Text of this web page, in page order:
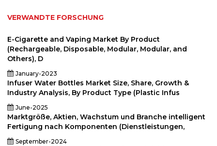
VERWANDTE FORSCHUNG
E-Cigarette and Vaping Market By Product
(Rechargeable, Disposable, Modular, Modular, and
Others), D
January-2023
Infuser Water Bottles Market Size, Share, Growth &
Industry Analysis, By Product Type (Plastic Infus
June-2025
Marktgröße, Aktien, Wachstum und Branche intelligent
Fertigung nach Komponenten (Dienstleistungen,
September-2024